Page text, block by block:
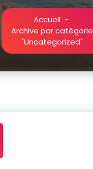
Accueil-
Archive par catégorie
"Uncategorized"